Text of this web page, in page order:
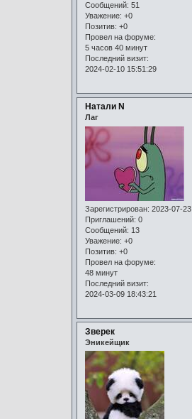
Сообщений: 51
Уважение: +0
Позитив: +0
Провел на форуме:
5 часов 40 минут
Последний визит:
2024-02-10 15:51:29
Натали N
Лаг
Зарегистрирован: 2023-07-23
Приглашений: 0
Сообщений: 13
Уважение: +0
Позитив: +0
Провел на форуме:
48 минут
Последний визит:
2024-03-09 18:43:21
Зверек
Эникейщик